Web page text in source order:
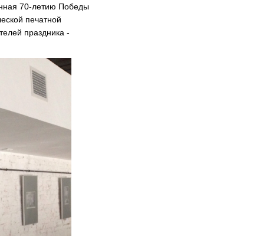
70-летию Победы
печатной
праздника -